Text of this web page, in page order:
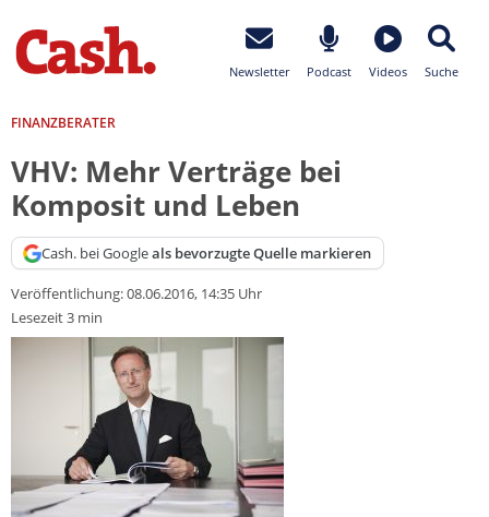
Newsletter Podcast Videos Suche
FINANZBERATER
VHV: Mehr Verträge bei
Komposit und Leben
Cash. bei Googleals bevorzugte Quelle markieren
Veröffentlichung:08.06.2016, 14:35 Uhr
Lesezeit 3 min